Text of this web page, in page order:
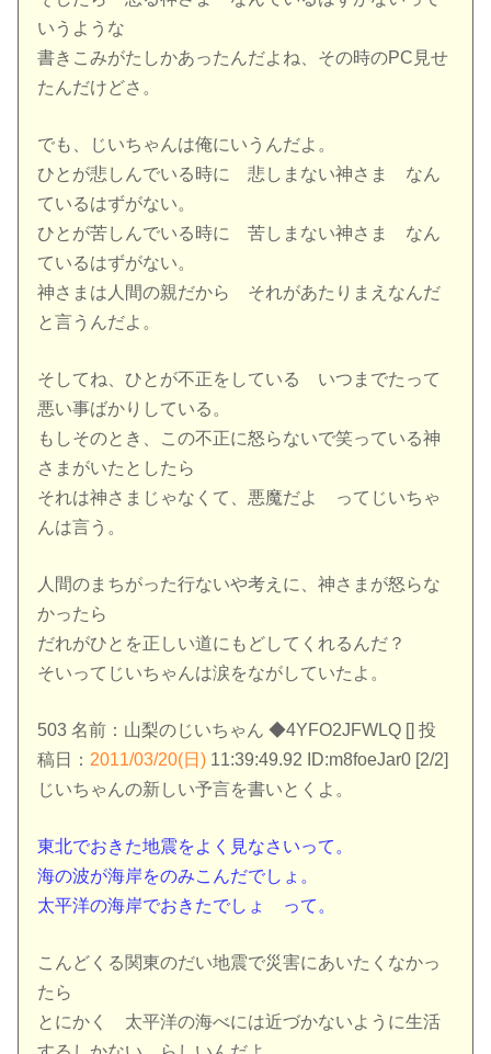
いうような
書きこみがたしかあったんだよね、その時のPC見せ
たんだけどさ。
でも、じいちゃんは俺にいうんだよ。
ひとが悲しんでいる時に 悲しまない神さま なん
ているはずがない。
ひとが苦しんでいる時に 苦しまない神さま なん
ているはずがない。
神さまは人間の親だから それがあたりまえなんだ
と言うんだよ。
そしてね、ひとが不正をしている いつまでたって
悪い事ばかりしている。
もしそのとき、この不正に怒らないで笑っている神
さまがいたとしたら
それは神さまじゃなくて、悪魔だよ ってじいちゃ
んは言う。
人間のまちがった行ないや考えに、神さまが怒らな
かったら
だれがひとを正しい道にもどしてくれるんだ？
そいってじいちゃんは涙をながしていたよ。
503 名前：山梨のじいちゃん ◆4YFO2JFWLQ [] 投
稿日： 2011/03/20(日) 11:39:49.92 ID:m8foeJar0 [2/2]
じいちゃんの新しい予言を書いとくよ。
東北でおきた地震をよく見なさいって。
海の波が海岸をのみこんだでしょ。
太平洋の海岸でおきたでしょ って。
こんどくる関東のだい地震で災害にあいたくなかっ
たら
とにかく 太平洋の海べには近づかないように生活